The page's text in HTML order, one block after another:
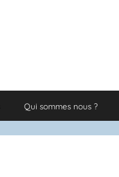
Qui sommes nous ?